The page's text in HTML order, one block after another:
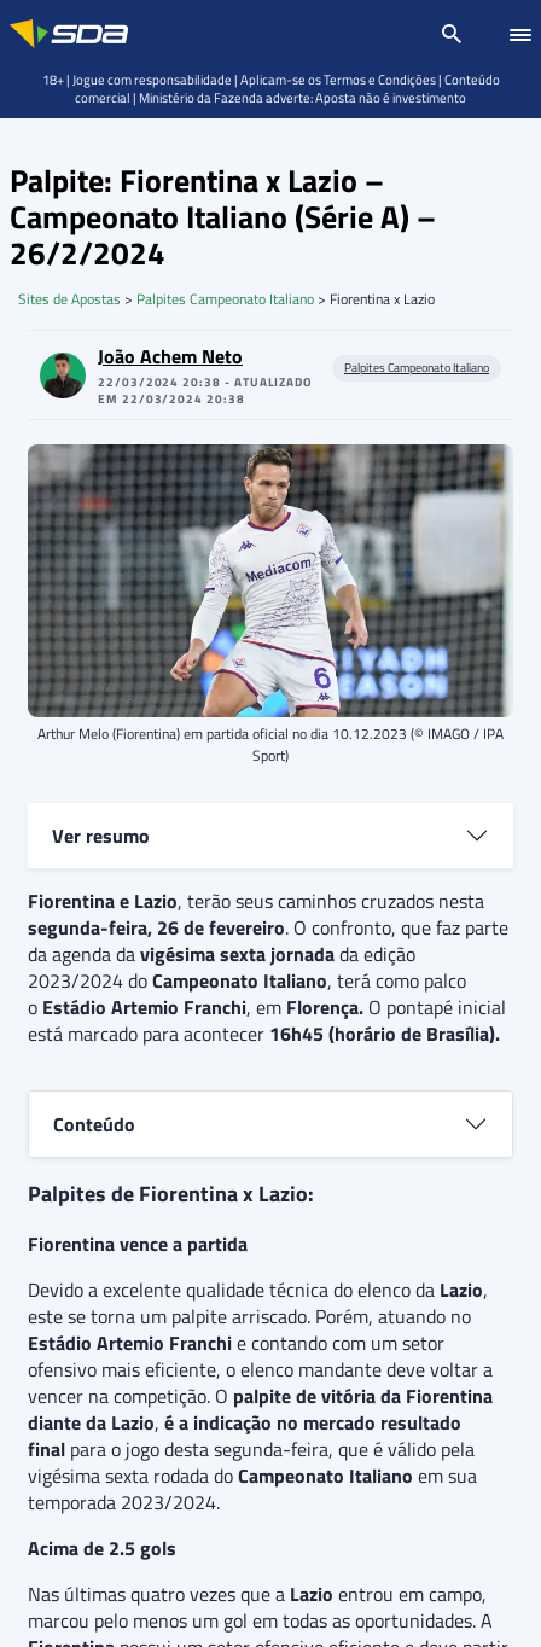
Palpite: Fiorentina x Lazio –
Campeonato Italiano (Série A) –
26/2/2024
Sites de Apostas > Palpites Campeonato Italiano > Fiorentina x Lazio
João Achem Neto
22/03/2024 20:38 - ATUALIZADO
EM 22/03/2024 20:38
Palpites Campeonato Italiano
Arthur Melo (Fiorentina) em partida oficial no dia 10.12.2023 (© IMAGO / IPA
Sport)
Ver resumo
Fiorentina e Laziose enfrentam em jogo válido
pela26ª rodada da Série A 23/24. As duas equipes
atravessam um momento conturbado na competição,
tendo dificuldade em manter uma sequência de dois
resultados positivos.O palpite éde vitóriada
Fiorentina , que segue contando com um setor
de campo para voltar a vencer. Além disso, há a
expectativa de alguns gols durante o embate,
indicando uma aposta extra de “
no jogo.
Fiorentina e Lazio, terão seus caminhos cruzados nesta
segunda-feira, 26 de fevereiro. O confronto, que faz parte
da agenda davigésima sexta jornadada edição
2023/2024 doCampeonato Italiano, terá como palco
o Estádio Artemio Franchi, em Florença. O pontapé inicial
está marcado para acontecer 16h45 (horário de Brasília).
Conteúdo
Palpites de Fiorentina x Lazio:
Fiorentina vence a partida
Devido a excelente qualidade técnica do elenco da Lazio,
este se torna um palpite arriscado. Porém, atuando no
Estádio Artemio Franchie contando com um setor
ofensivo mais eficiente, o elenco mandante deve voltar a
vencer na competição. O palpite de vitória da Fiorentina
diante da Lazio, é a indicação no mercado resultado
final para o jogo desta segunda-feira, que é válido pela
vigésima sexta rodada doCampeonato Italiano em sua
temporada 2023/2024.
Acima de 2.5 gols
Nas últimas quatro vezes que a Lazio entrou em campo,
marcou pelo menos um gol em todas as oportunidades. A
18+ | Jogue com responsabilidade | Aplicam-se os Termos e Condições | Conteúdo
comercial | Ministério da Fazenda adverte: Aposta não é investimento